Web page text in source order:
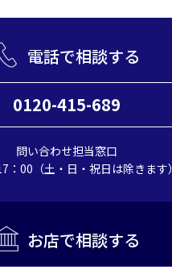
電話で相談する
0120-415-689
問い合わせ担当窓口
：00（土・日・祝日は除きます）
お店で相談する